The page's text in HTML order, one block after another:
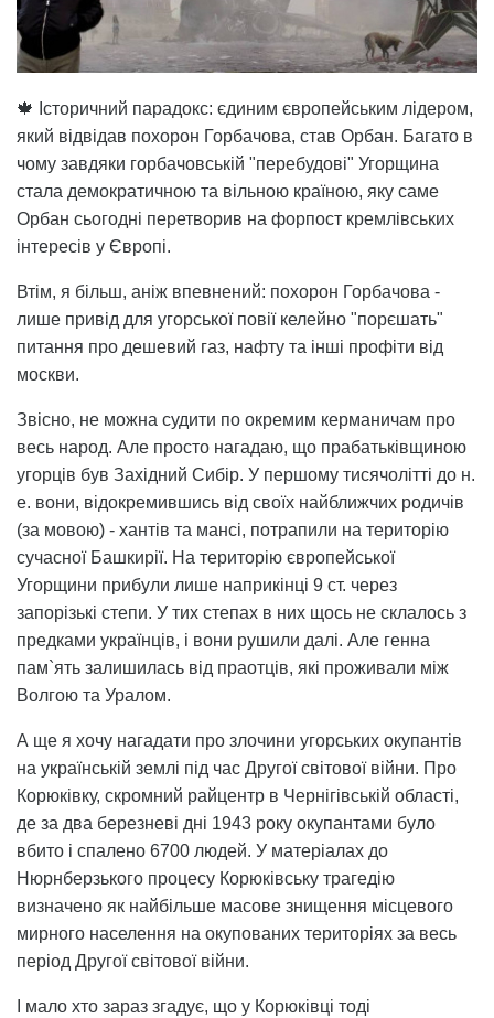
🍁 Історичний парадокс: єдиним європейським лідером,
який відвідав похорон Горбачова, став Орбан. Багато в
чому завдяки горбачовській "перебудові" Угорщина
стала демократичною та вільною країною, яку саме
Орбан сьогодні перетворив на форпост кремлівських
інтересів у Європі.
Втім, я більш, аніж впевнений: похорон Горбачова -
лише привід для угорської повії келейно "порєшать"
питання про дешевий газ, нафту та інші профіти від
москви.
Звісно, не можна судити по окремим керманичам про
весь народ. Але просто нагадаю, що прабатьківщиною
угорців був Західний Сибір. У першому тисячолітті до н.
е. вони, відокремившись від своїх найближчих родичів
(за мовою) - хантів та мансі, потрапили на територію
сучасної Башкирії. На територію європейської
Угорщини прибули лише наприкінці 9 ст. через
запорізькі степи. У тих степах в них щось не склалось з
предками українців, і вони рушили далі. Але генна
пам`ять залишилась від праотців, які проживали між
Волгою та Уралом.
А ще я хочу нагадати про злочини угорських окупантів
на українській землі під час Другої світової війни. Про
Корюківку, скромний райцентр в Чернігівській області,
де за два березневі дні 1943 року окупантами було
вбито і спалено 6700 людей. У матеріалах до
Нюрнберзького процесу Корюківську трагедію
визначено як найбільше масове знищення місцевого
мирного населення на окупованих територіях за весь
період Другої світової війни.
І мало хто зараз згадує, що у Корюківці тоді